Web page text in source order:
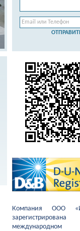
Компания ООО
международном